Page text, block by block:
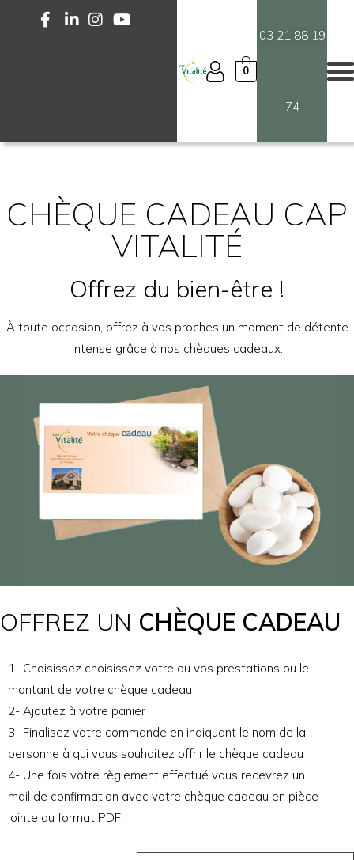
0
03 21 88 19
74
CHÈQUE CADEAU CAP
VITALITÉ
Offrez du bien-être !
À toute occasion, offrez à vos proches un moment de détente
intense grâce à nos chèques cadeaux.
OFFREZ UN CHÈQUE CADEAU
1- Choisissez choisissez votre ou vos prestations ou le
montant de votre chèque cadeau
2- Ajoutez à votre panier
3- Finalisez votre commande en indiquant le nom de la
personne à qui vous souhaitez offrir le chèque cadeau
4- Une fois votre règlement effectué vous recevrez un
mail de confirmation avec votre chèque cadeau en pièce
jointe au format PDF